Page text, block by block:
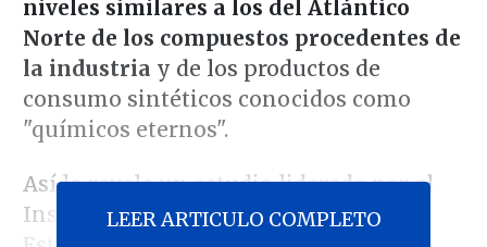
niveles similares a los del Atlántico
Norte de los compuestos procedentes de
la industria y de los productos de
consumo sintéticos conocidos como
"químicos eternos".
Así lo revela un estudio liderado por el
Instituto de Diagnóstico Ambiental y
LEER ARTICULO COMPLETO